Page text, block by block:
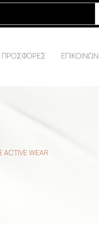
ΠΡΟΣΦΟΡΕΣ
WEAR